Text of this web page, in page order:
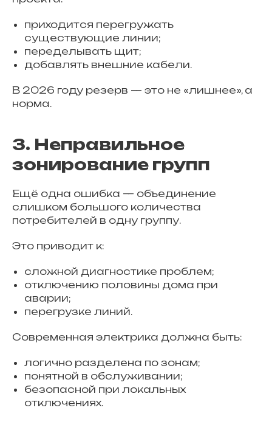
приходится перегружать
существующие линии;
переделывать щит;
добавлять внешние кабели.
В 2026 году резерв — это не «лишнее», а
норма.
3. Неправильное
зонирование групп
Ещё одна ошибка — объединение
слишком большого количества
потребителей в одну группу.
Это приводит к:
сложной диагностике проблем;
отключению половины дома при
аварии;
перегрузке линий.
Современная электрика должна быть:
логично разделена по зонам;
понятной в обслуживании;
безопасной при локальных
отключениях.